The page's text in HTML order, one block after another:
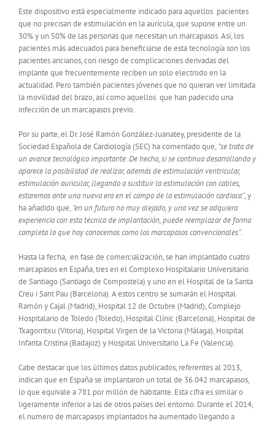
Este dispositivo está especialmente indicado para aquellos pacientes
que no precisan de estimulación en la aurícula, que supone entre un
30% y un 50% de las personas que necesitan un marcapasos. Así, los
pacientes más adecuados para beneficiarse de esta tecnología son los
pacientes ancianos, con riesgo de complicaciones derivadas del
implante que frecuentemente reciben un solo electrodo en la
actualidad. Pero también pacientes jóvenes que no quieran ver limitada
la movilidad del brazo, así como aquellos que han padecido una
infección de un marcapasos previo.
Por su parte, el Dr. José Ramón González-Juanatey, presidente de la
Sociedad Española de Cardiología (SEC) ha comentado que,“se trata de
un avance tecnológico importante. De hecho, si se continua desarrollando y
aparece la posibilidad de realizar, además de estimulación ventricular,
estimulación auricular, llegando a sustituir la estimulación con cables,
estaremos ante una nueva era en el campo de la estimulación cardiaca”, y
ha añadido que,“en un futuro no muy alejado, y una vez se adquiera
experiencia con esta técnica de implantación, puede reemplazar de forma
completa lo que hoy conocemos como los marcapasos convencionales”.
Hasta la fecha, en fase de comercialización, se han implantado cuatro
marcapasos en España, tres en el Complexo Hospitalario Universitario
de Santiago (Santiago de Compostela) y uno en el Hospital de la Santa
Creu i Sant Pau (Barcelona). A estos centro se sumarán el Hospital
Ramón y Cajal (Madrid), Hospital 12 de Octubre (Madrid), Complejo
Hospitalario de Toledo (Toledo), Hospital Clínic (Barcelona), Hospital de
Txagorritxu (Vitoria), Hospital Virgen de la Victoria (Málaga), Hospital
Infanta Cristina (Badajoz) y Hospital Universitario La Fe (Valencia).
Cabe destacar que los últimos datos publicados, referentes al 2013,
indican que en España se implantaron un total de 36.042 marcapasos,
lo que equivale a 781 por millón de habitante. Esta cifra es similar o
ligeramente inferior a las de otros países del entorno. Durante el 2014,
el numero de marcapasos implantados ha aumentado llegando a